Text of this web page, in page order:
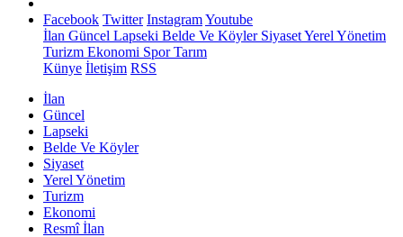
Facebook Twitter InstagramYoutube
İlan Güncel Lapseki Belde Ve KöylerSiyasetYerel Yönetim
Turizm Ekonomi SporTarım
Künye İletişim RSS
İlan
Güncel
Lapseki
Belde Ve Köyler
Siyaset
Yerel Yönetim
Turizm
Ekonomi
Resmî İlan